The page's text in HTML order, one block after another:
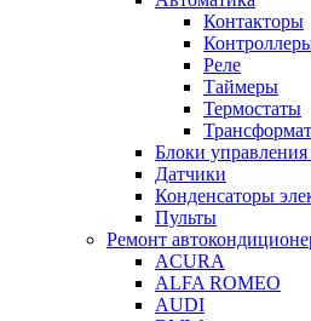
Контакторы
Реле
Таймеры
Термостаты
Блоки
Датчики
Конденсаторы
Пульты
Ремонт
ACURA
ALFA ROMEO
AUDI